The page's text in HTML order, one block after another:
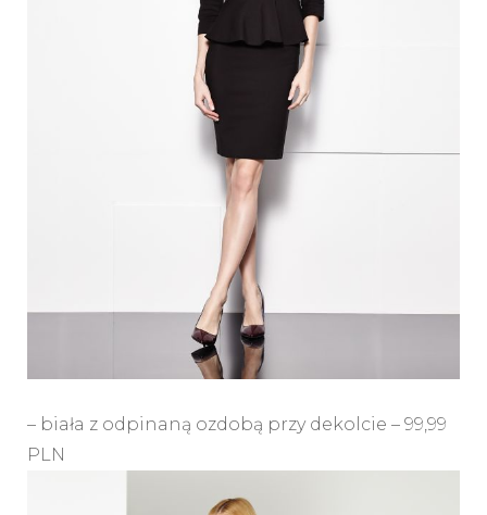
– biała z odpinaną ozdobą przy dekolcie – 99,99
PLN